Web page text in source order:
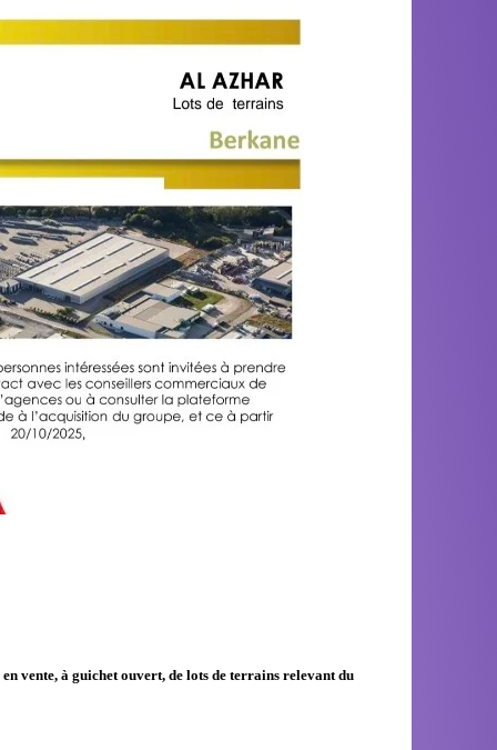
vente, à guichet ouvert, de lots de terrains relevant du